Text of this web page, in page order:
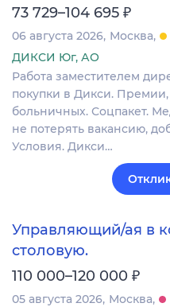
73 729–104 695 ₽
06 августа 2026 Москва
ДИКСИ Юг, АО
Работа заместителем
покупки в Дикси. Премии,
больничных. Соцпакет.
не потерять вакансию,
Условия. Дикси…
Управляющий/ая в
столовую.
110 000–120 000 ₽
05 августа 2026 Москва